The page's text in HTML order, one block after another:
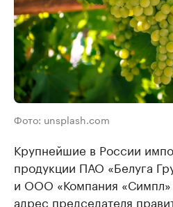
Фото: unsplash.com
Крупнейшие в России
продукции ПАО «Белуга
и ООО «Компания «Симпл»
адрес председателя